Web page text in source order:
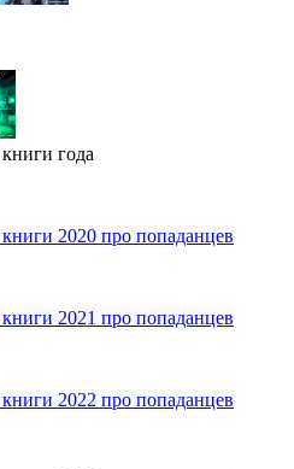
года
2020 про попаданцев
2021 про попаданцев
2022 про попаданцев